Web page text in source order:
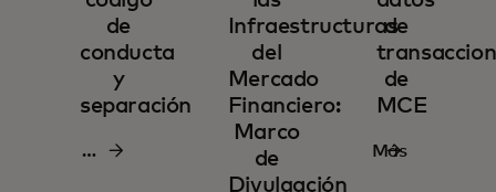
de
conducta
y
separación
Más
Infraestructuras
del
Mercado
Financiero:
Marco
de
Divulgación
de
de
MCE
Más